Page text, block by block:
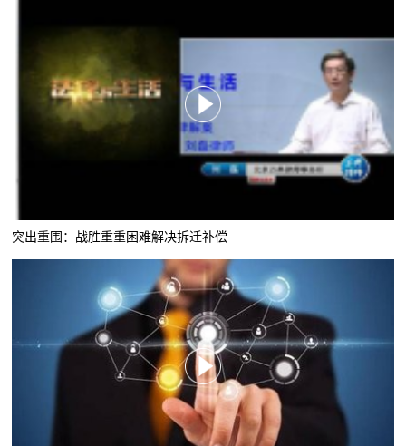
突出重围：战胜重重困难解决拆迁补偿